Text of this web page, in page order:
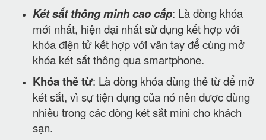
Két sắt thông minh cao cấp: Là dòng khóa
mới nhất, hiện đại nhất sử dụng kết hợp với
khóa điện tử kết hợp với vân tay để cùng mở
khóa két sắt thông qua smartphone.
Khóa thẻ từ: Là dòng khóa dùng thẻ từ để mở
két sắt, vì sự tiện dụng của nó nên được dùng
nhiều trong các dòng két sắt mini cho khách
sạn.